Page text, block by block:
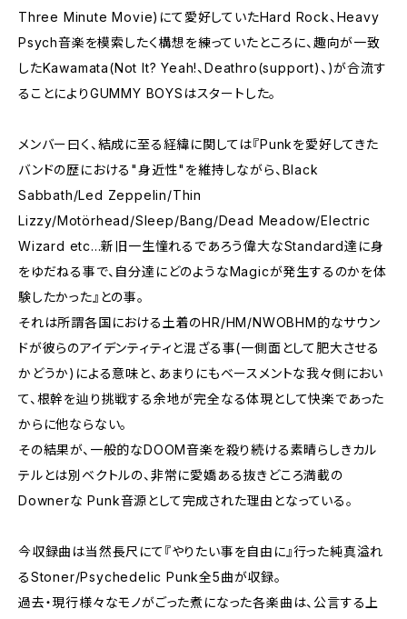
Three Minute Movie)にて愛好していたHard Rock、Heavy
Psych音楽を模索したく構想を練っていたところに、趣向が一致
したKawamata(Not It? Yeah!、Deathro(support)、)が合流す
ることによりGUMMY BOYSはスタートした。
メンバー曰く、結成に至る経緯に関しては『Punkを愛好してきた
バンドの歴における"身近性"を維持しながら、Black
Sabbath/Led Zeppelin/Thin
Lizzy/Motörhead/Sleep/Bang/Dead Meadow/Electric
Wizard etc...新旧一生憧れるであろう偉大なStandard達に身
をゆだねる事で、自分達にどのようなMagicが発生するのかを体
験したかった』との事。
それは所謂各国における土着のHR/HM/NWOBHM的なサウン
ドが彼らのアイデンティティと混ざる事(一側面として肥大させる
かどうか)による意味と、あまりにもベースメントな我々側におい
て、根幹を辿り挑戦する余地が完全なる体現として快楽であった
からに他ならない。
その結果が、一般的なDOOM音楽を殺り続ける素晴らしきカル
テルとは別ベクトルの、非常に愛嬌ある抜きどころ満載の
Downerな Punk音源として完成された理由となっている。
今収録曲は当然長尺にて『やりたい事を自由に』行った純真溢れ
るStoner/Psychedelic Punk全5曲が収録。
過去・現行様々なモノがごった煮になった各楽曲は、公言する上